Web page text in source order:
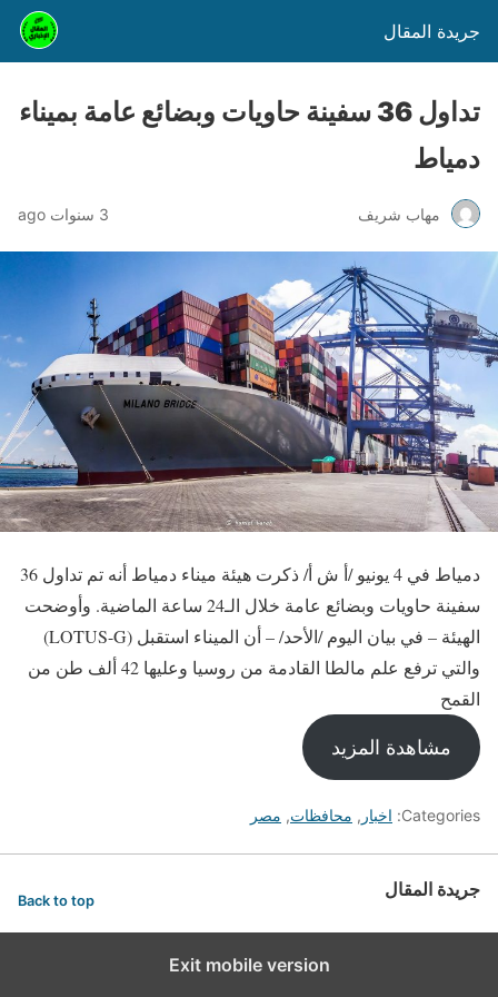
جريدة المقال
تداول 36 سفينة حاويات وبضائع عامة بميناء
دمياط
مهاب شريف 3 سنوات ago
دمياط في 4 يونيو /أ ش أ/ ذكرت هيئة ميناء دمياط أنه تم تداول 36
سفينة حاويات وبضائع عامة خلال الـ24 ساعة الماضية. وأوضحت
الهيئة – في بيان اليوم /الأحد/ – أن الميناء استقبل (LOTUS-G)
والتي ترفع علم مالطا القادمة من روسيا وعليها 42 ألف طن من
القمح
مشاهدة المزيد
Categories: اخبار , محافظات, مصر
جريدة المقال Back to top
Exit mobile version